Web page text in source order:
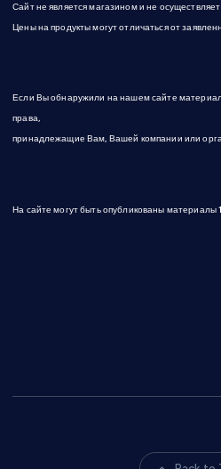
с
й
Сайт не является магазином и не
Цены на продукты могут отличаться от
Если Вы обнаружили на нашем сайте
права,
принадлежащие Вам, Вашей компании или
На сайте могут быть опубликованы материалы